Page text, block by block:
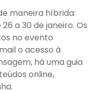
maneira híbrida:
a 30 de janeiro. Os
no evento
o acesso à
há uma guia
online,